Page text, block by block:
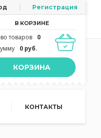
Регистрация
В КОРЗИНЕ
товаров
0
0 руб.
КОРЗИНА
КОНТАКТЫ